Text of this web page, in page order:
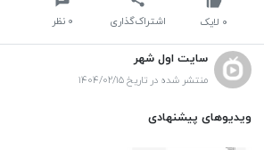
اشتراک‌گذاری ۰ نظر ۰ لایک
سایت اول شهر
منتشر شده در تاریخ ۱۴۰۴/۰۲/۱۵
ویدیوهای پیشنهادی